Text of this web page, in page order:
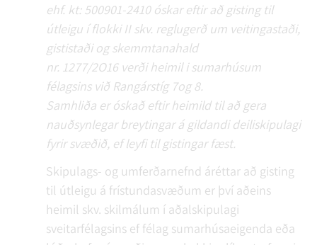
ehf. kt: 500901-2410 óskar eftir að gisting til
útleigu í flokki II skv. reglugerð um veitingastaði,
gististaði og skemmtanahald
nr. 1277/2O16 verði heimil i sumarhúsum
félagsins við Rangárstíg 7og 8.
Samhliða er óskað eftir heimild til að gera
nauðsynlegar breytingar á gildandi deiliskipulagi
fyrir svæðið, ef leyfi til gistingar fæst.
Skipulags- og umferðarnefnd áréttar að gisting
til útleigu á frístundasvæðum er því aðeins
heimil skv. skilmálum í aðalskipulagi
sveitarfélagsins ef félag sumarhúsaeigenda eða